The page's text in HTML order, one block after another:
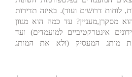
לוחות דרושים ועוד). באיזה תדירות
מסקרן,מעניין? עד כמה הוא מגוון
אינטרקטיביים למועמדים) ועד
מותג המעסיק (ולא את המותג